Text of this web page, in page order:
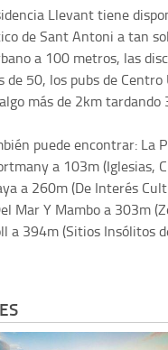
Llevant tiene
de Sant Antoni a tan
a 100 metros, las
de 50, los pubs de
más de 2km
puede encontrar: La
a 103m (Iglesias,
a 260m (De Interés
Mar Y Mambo a 303m
a 394m (Sitios Insólitos